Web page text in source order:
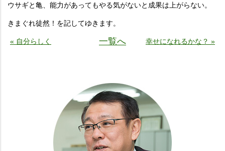
ウサギと亀、能力があってもやる気がないと成果は上がらない。
きまぐれ徒然！を記してゆきます。
« 自分らしく 一覧へ 幸せになれるかな？ »